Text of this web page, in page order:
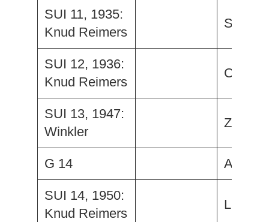
SUI 11, 1935:
Knud Reimers
SUI 12, 1936:
Knud Reimers
Comet
SUI 13, 1947:
Winkler
Zaca
G 14 Alk
SUI 14, 1950:
Knud Reimers
Lucky II